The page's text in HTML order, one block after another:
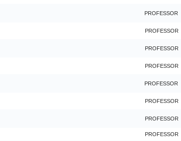
PROFESSOR
PROFESSOR
PROFESSOR
PROFESSOR
PROFESSOR
PROFESSOR
PROFESSOR
PROFESSOR